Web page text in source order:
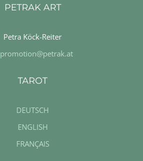
PETRAK ART
Petra Köck-Reiter
promotion@petrak.at
TAROT
DEUTSCH
ENGLISH
FRANÇAIS